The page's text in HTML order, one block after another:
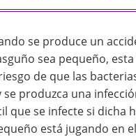
se produce un
sea pequeño,
de que las
produzca una
que se infecte si dicha
está jugando en